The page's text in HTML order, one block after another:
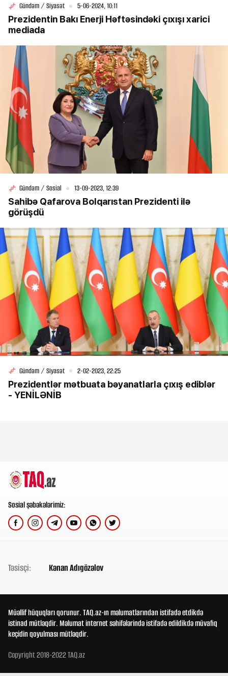
Gündəm / Siyasət 5-06-2024, 10:11
Prezidentin Bakı Enerji Həftəsindəki çıxışı xarici
mediada
Gündəm / Sosial 13-09-2023, 12:39
Sahibə Qafarova Bolqarıstan Prezidenti ilə
görüşdü
Gündəm / Siyasət 2-02-2023, 22:25
Prezidentlər mətbuata bəyanatlarla çıxış ediblər
- YENİLƏNİB
Sosial şəbəkələrimiz:
Təsisçi: Kənan Adıgözəlov
Müəllif hüquqları qorunur. TAQ.az-ın məlumatlarından istifadə etdikdə
istinad mütləqdir. Məlumat internet səhifələrində istifadə edildikdə müvafiq
keçidin qoyulması mütləqdir.
Copyright 2018-2022 TAQ.az